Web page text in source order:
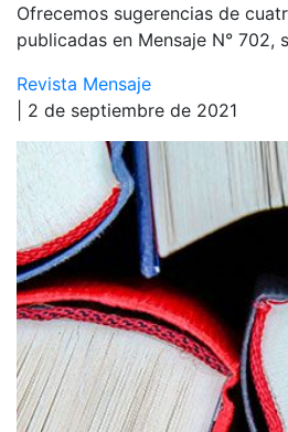
Ofrecemos sugerencias de
publicadas en Mensaje N° 702,
Revista Mensaje
| 2 de septiembre de 2021